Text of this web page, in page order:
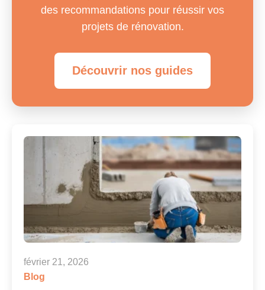
des recommandations pour réussir vos
projets de rénovation.
Découvrir nos guides
février 21, 2026
Blog